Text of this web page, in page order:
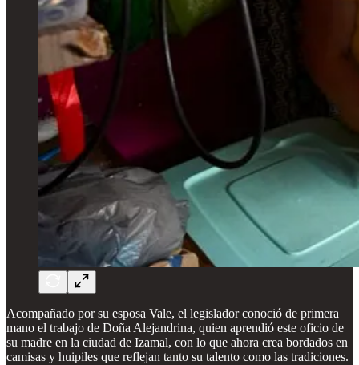
Acompañado por su esposa Vale, el legislador conoció de primera
mano el trabajo de Doña Alejandrina, quien aprendió este oficio de
su madre en la ciudad de Izamal, con lo que ahora crea bordados en
camisas y huipiles que reflejan tanto su talento como las tradiciones.